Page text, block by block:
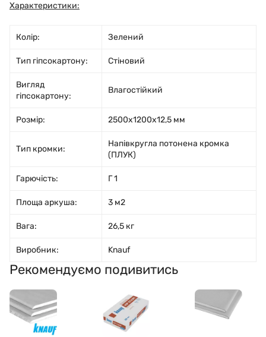
Характеристики:
Колір: Зелений
Тип гіпсокартону: Стіновий
Вигляд
гіпсокартону:
Влагостійкий
Розмір: 2500x1200x12,5 мм
Тип кромки:
Напівкругла потонена кромка
(ПЛУК)
Гарючість: Г 1
Площа аркуша: 3 м2
Вага: 26,5 кг
Виробник: Knauf
Рекомендуємо подивитись